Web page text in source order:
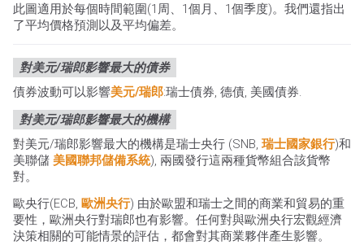
此圖適用於每個時間範圍(1周、1個月、1個季度)。我們還指出
了平均價格預測以及平均偏差。
對美元/瑞郎影響最大的債券
債券波動可以影響美元/瑞郎:瑞士債券, 德債, 美國債券.
對美元/瑞郎影響最大的機構
對美元/瑞郎影響最大的機構是瑞士央行 (SNB, 瑞士國家銀行)和
美聯儲 美國聯邦儲備系統), 兩國發行這兩種貨幣組合該貨幣
對。
歐央行(ECB, 歐洲央行) 由於歐盟和瑞士之間的商業和貿易的重
要性，歐洲央行對瑞郎也有影響。任何對與歐洲央行宏觀經濟
決策相關的可能情景的評估，都會對其商業夥伴產生影響。